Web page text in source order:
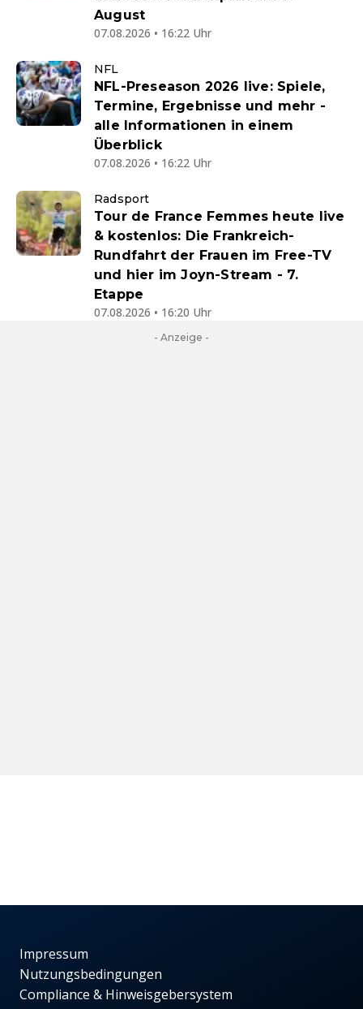
August
07.08.2026 • 16:22 Uhr
NFL
NFL-Preseason 2026 live: Spiele,
Termine, Ergebnisse und mehr -
alle Informationen in einem
Überblick
07.08.2026 • 16:22 Uhr
Radsport
Tour de France Femmes heute live
& kostenlos: Die Frankreich-
Rundfahrt der Frauen im Free-TV
und hier im Joyn-Stream - 7.
Etappe
07.08.2026 • 16:20 Uhr
- Anzeige -
Impressum
Nutzungsbedingungen
Compliance & Hinweisgebersystem